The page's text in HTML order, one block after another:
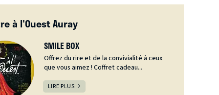
à l'Ouest Auray
SMILE BOX
Offrez du rire et de la convivialité à ceux
que vous aimez ! Coffret cadeau...
LIRE PLUS